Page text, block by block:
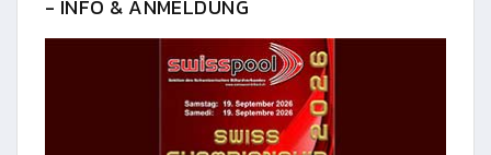
- INFO & ANMELDUNG